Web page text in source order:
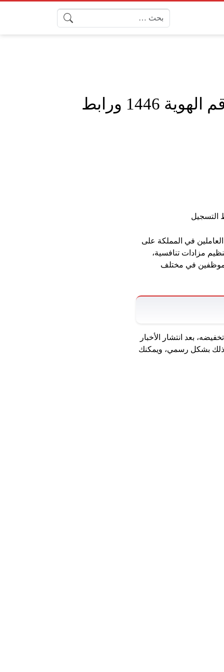
الاستعلام عن الراتب منصة اعتماد والمستحقات المالية برقم الهوية 1446 ورابط
في المملكة على
مزادات تنافسية،
في مختلف
بعد انتشار الأخبار
ذلك بشكل رسمي، ويمكنك